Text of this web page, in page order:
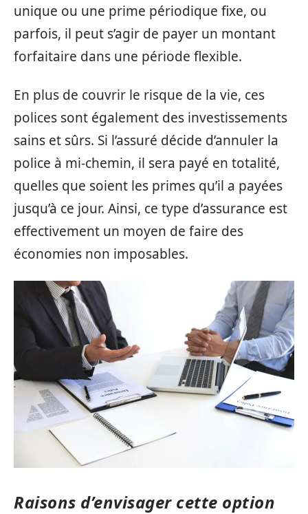
unique ou une prime périodique fixe, ou
parfois, il peut s’agir de payer un montant
forfaitaire dans une période flexible.
En plus de couvrir le risque de la vie, ces
polices sont également des investissements
sains et sûrs. Si l’assuré décide d’annuler la
police à mi-chemin, il sera payé en totalité,
quelles que soient les primes qu’il a payées
jusqu’à ce jour. Ainsi, ce type d’assurance est
effectivement un moyen de faire des
économies non imposables.
Raisons d’envisager cette option